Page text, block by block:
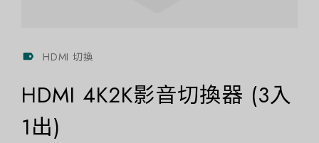
HDMI 切換
HDMI 4K2K影音切換器 (3入
1出)